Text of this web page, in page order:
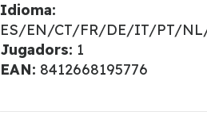
Idioma:
ES/EN/CT/FR/DE/IT/PT/
Jugadors: 1
EAN: 8412668195776